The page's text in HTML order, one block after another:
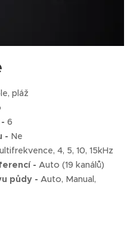
pláž
6
- Ne
4, 5, 10, 15kHz
- Auto (19 kanálů)
půdy - Auto, Manual,